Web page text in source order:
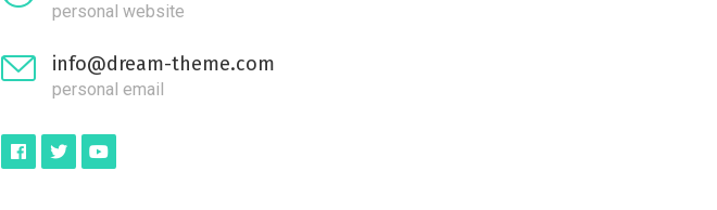
personal website
info@dream-theme.com
personal email